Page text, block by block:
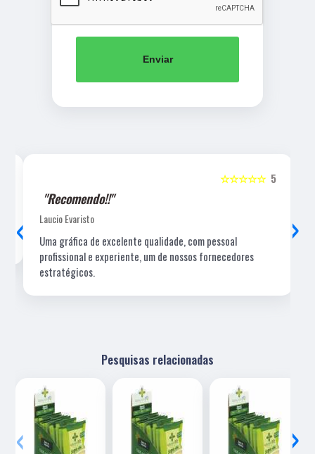
Enviar
5
☆☆☆☆☆
"Recomendo!!"
Laucio Evaristo
Uma gráfica de excelente qualidade, com pessoal
profissional e experiente, um de nossos fornecedores
estratégicos.
‹ ›
Pesquisas relacionadas
‹ ›